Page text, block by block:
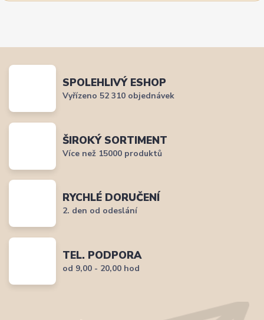
SPOLEHLIVÝ ESHOP
Vyřízeno 52 310 objednávek
ŠIROKÝ SORTIMENT
Více než 15000 produktů
RYCHLÉ DORUČENÍ
2. den od odeslání
TEL. PODPORA
od 9,00 - 20,00 hod